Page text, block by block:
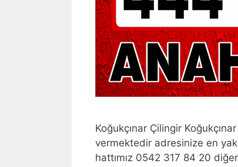
Koğukçınar Çilingir
vermektedir adresinize en
hattımız 0542 317 84 20